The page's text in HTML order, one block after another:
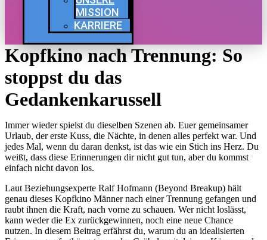
MISSION
KARRIERE
Kopfkino nach Trennung: So
stoppst du das
Gedankenkarussell
Immer wieder spielst du dieselben Szenen ab. Euer gemeinsamer
Urlaub, der erste Kuss, die Nächte, in denen alles perfekt war. Und
jedes Mal, wenn du daran denkst, ist das wie ein Stich ins Herz. Du
weißt, dass diese Erinnerungen dir nicht gut tun, aber du kommst
einfach nicht davon los.
Laut Beziehungsexperte Ralf Hofmann (Beyond Breakup) hält
genau dieses Kopfkino Männer nach einer Trennung gefangen und
raubt ihnen die Kraft, nach vorne zu schauen. Wer nicht loslässt,
kann weder die Ex zurückgewinnen, noch eine neue Chance
nutzen. In diesem Beitrag erfährst du, warum du an idealisierten